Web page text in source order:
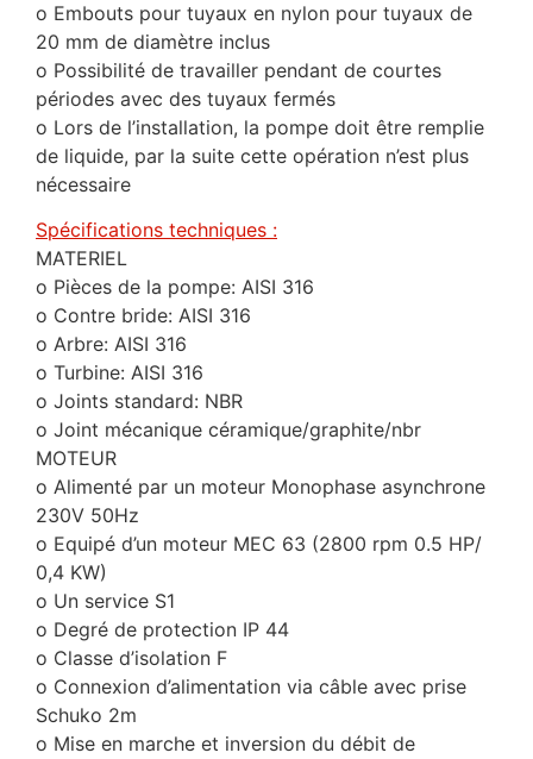
o Embouts pour tuyaux en nylon pour tuyaux de
20 mm de diamètre inclus
o Possibilité de travailler pendant de courtes
périodes avec des tuyaux fermés
o Lors de l’installation, la pompe doit être remplie
de liquide, par la suite cette opération n’est plus
nécessaire
Spécifications techniques :
MATERIEL
o Pièces de la pompe: AISI 316
o Contre bride: AISI 316
o Arbre: AISI 316
o Turbine: AISI 316
o Joints standard: NBR
o Joint mécanique céramique/graphite/nbr
MOTEUR
o Alimenté par un moteur Monophase asynchrone
230V 50Hz
o Equipé d’un moteur MEC 63 (2800 rpm 0.5 HP/
0,4 KW)
o Un service S1
o Degré de protection IP 44
o Classe d’isolation F
o Connexion d’alimentation via câble avec prise
Schuko 2m
o Mise en marche et inversion du débit de